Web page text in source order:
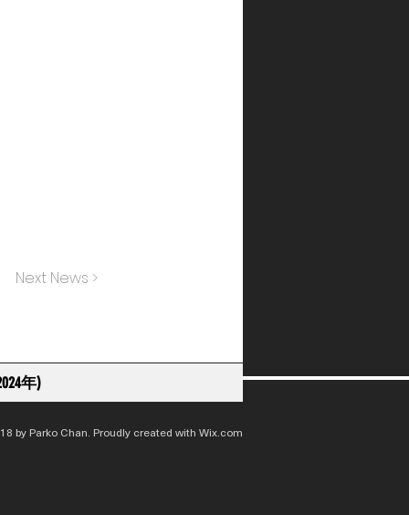
Next News >
年)
by Parko Chan. Proudly created with Wix.com